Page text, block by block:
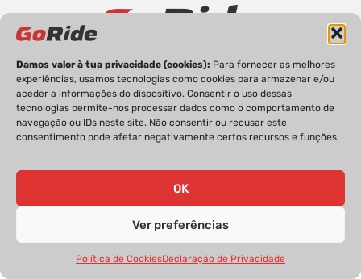
Damos valor à tua privacidade (cookies): Para fornecer as melhores
experiências, usamos tecnologias como cookies para armazenar e/ou
aceder a informações do dispositivo. Consentir o uso dessas
tecnologias permite-nos processar dados como o comportamento de
navegação ou IDs neste site. Não consentir ou recusar este
consentimento pode afetar negativamente certos recursos e funções.
OK
Ver preferências
Política de CookiesDeclaração de Privacidade
PRIVACIDADE FICHA TÉCNICA
ESTATUTO EDITORIAL
POLÍTICA DE COOKIES
CONTACTOS
GoRide 2026 | Todos os direitos reservados.